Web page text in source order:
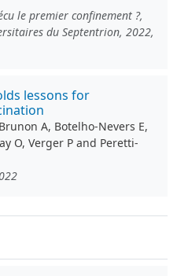
le premier confinement ?,
du Septentrion, 2022,
lessons for
A, Botelho-Nevers E,
O, Verger P and Peretti-